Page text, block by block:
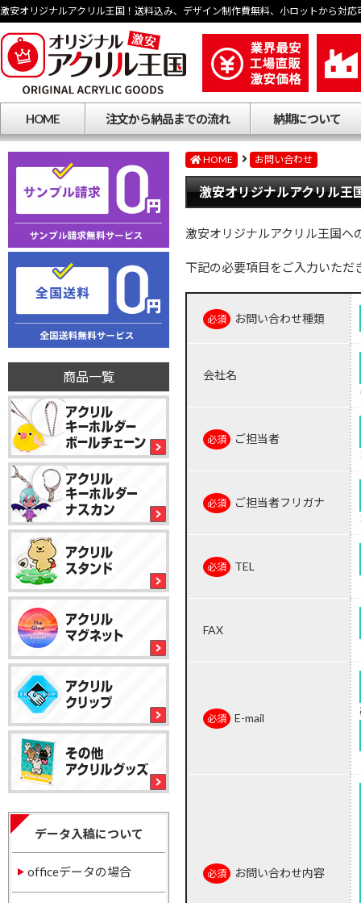
激安オリジナルアクリル王国！送料込み、デザイン制作費無料、小ロットから対応
HOME 注文から納品までの流れ 納期について
商品一覧
データ入稿について
officeデータの場合
HOME お問い合わせ
激安オリジナルアクリル王
激安オリジナルアクリル王国へ
下記の必要項目をご入力いただ
お問い合わせ種類
会社名
ご担当者
ご担当者フリガナ
TEL
FAX
E-mail
お問い合わせ内容